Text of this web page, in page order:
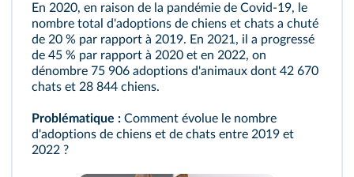
En 2020, en raison de la pandémie de Covid‑19, le
nombre total d'adoptions de chiens et chats a chuté
de 20 % par rapport à 2019. En 2021, il a progressé
de 45 % par rapport à 2020 et en 2022, on
dénombre 75 906 adoptions d'animaux dont 42 670
chats et 28 844 chiens.
Problématique : Comment évolue le nombre
d'adoptions de chiens et de chats entre 2019 et
2022 ?